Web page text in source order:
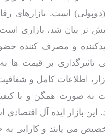
(دوپولی) است. بازارهای
تر بیان شد، بازاری
و مصرف کننده
تاثیرگذاری بر قیمت ها به
اطلاعات کامل و
به صورت همگن و با
بازار ایده آل اقتصادی
تخصیص می یابند و کارایی